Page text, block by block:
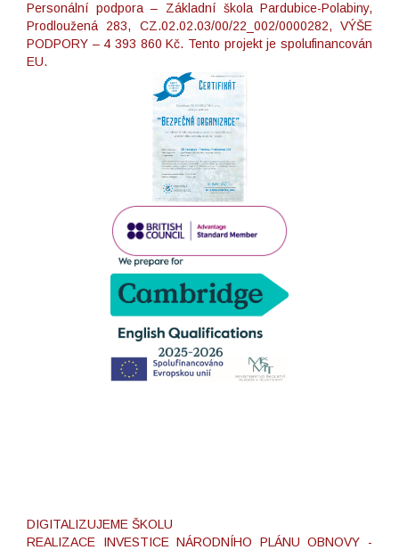
Personální podpora – Základní škola Pardubice-Polabiny,
Prodloužená 283, CZ.02.02.03/00/22_002/0000282, VÝŠE
PODPORY – 4 393 860 Kč. Tento projekt je spolufinancován
EU.
DIGITALIZUJEME ŠKOLU
REALIZACE INVESTICE NÁRODNÍHO PLÁNU OBNOVY -